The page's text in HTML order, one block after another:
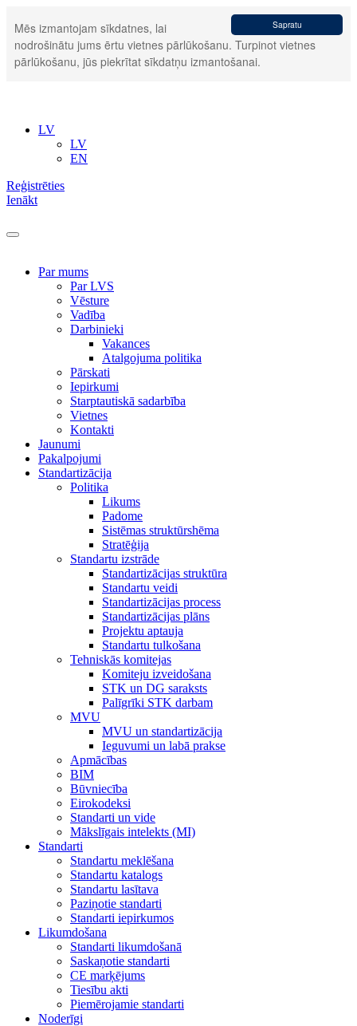
Sapratu
Mēs izmantojam sīkdatnes, lai
nodrošinātu jums ērtu vietnes pārlūkošanu. Turpinot vietnes
pārlūkošanu, jūs piekrītat sīkdatņu izmantošanai.
LV
LV
EN
Reģistrēties
Ienākt
Par mums
Par LVS
Vēsture
Vadība
Darbinieki
Vakances
Atalgojuma politika
Pārskati
Iepirkumi
Starptautiskā sadarbība
Vietnes
Kontakti
Jaunumi
Pakalpojumi
Standartizācija
Politika
Likums
Padome
Sistēmas struktūrshēma
Stratēģija
Standartu izstrāde
Standartizācijas struktūra
Standartu veidi
Standartizācijas process
Standartizācijas plāns
Projektu aptauja
Standartu tulkošana
Tehniskās komitejas
Komiteju izveidošana
STK un DG saraksts
Palīgrīki STK darbam
MVU
MVU un standartizācija
Ieguvumi un labā prakse
Apmācības
BIM
Būvniecība
Eirokodeksi
Standarti un vide
Mākslīgais intelekts (MI)
Standarti
Standartu meklēšana
Standartu katalogs
Standartu lasītava
Paziņotie standarti
Standarti iepirkumos
Likumdošana
Standarti likumdošanā
Saskaņotie standarti
CE marķējums
Tiesību akti
Piemērojamie standarti
Noderīgi